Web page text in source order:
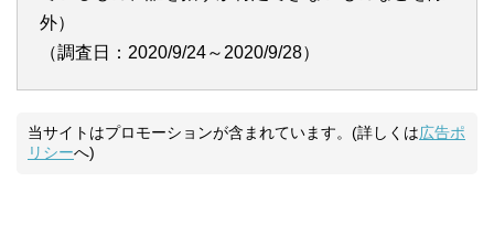
外）
（調査日：2020/9/24～2020/9/28）
当サイトはプロモーションが含まれています。(詳しくは広告ポ
リシーへ)